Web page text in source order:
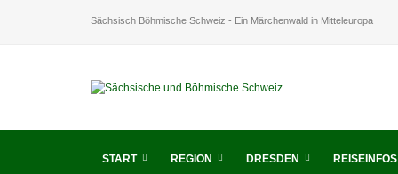
Sächsisch Böhmische Schweiz - Ein Märchenwald in Mitteleuropa
START REGION DRESDEN REISEINFOS